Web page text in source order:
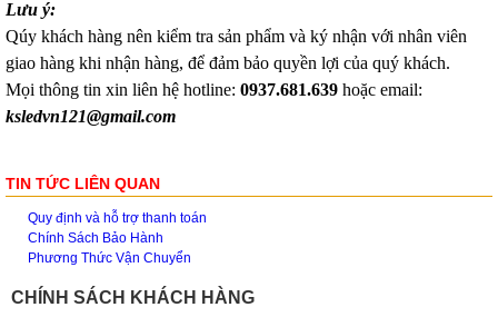
Lưu ý:
Qúy khách hàng nên kiểm tra sản phẩm và ký nhận với nhân viên
giao hàng khi nhận hàng, để đảm bảo quyền lợi của quý khách.
Mọi thông tin xin liên hệ hotline: 0937.681.639 hoặc email:
ksledvn121@gmail.com
TIN TỨC LIÊN QUAN
Quy định và hỗ trợ thanh toán
Chính Sách Bảo Hành
Phương Thức Vận Chuyển
CHÍNH SÁCH KHÁCH HÀNG